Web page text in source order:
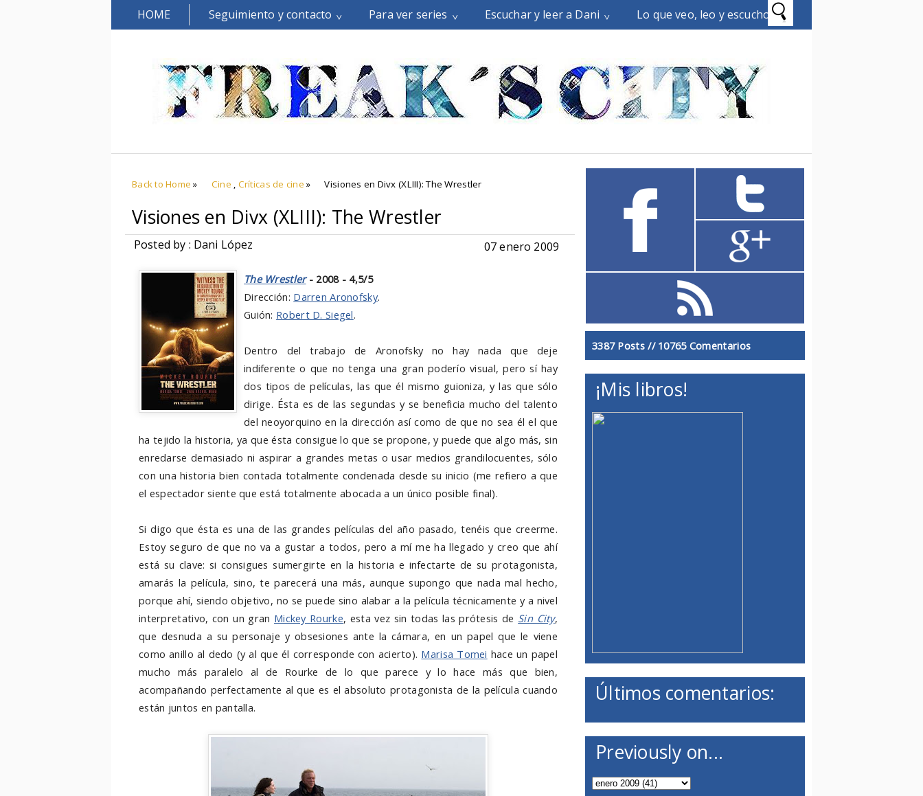
HOME Seguimiento y contacto Para ver series Escuchar y leer a Dani Lo que veo, leo y escucho
Back to Home » Cine , Críticas de cine » Visiones en Divx (XLIII): The Wrestler
Visiones en Divx (XLIII): The Wrestler
Posted by : Dani López 07 enero 2009
The Wrestler - 2008 - 4,5/5
Dirección: Darren Aronofsky.
Guión: Robert D. Siegel.
Dentro del trabajo de Aronofsky no hay nada que deje
indiferente o que no tenga una gran poderío visual, pero sí hay
dos tipos de películas, las que él mismo guioniza, y las que sólo
dirige. Ésta es de las segundas y se beneficia mucho del talento
del neoyorquino en la dirección así como de que no sea él el que
ha tejido la historia, ya que ésta consigue lo que se propone, y puede que algo más, sin
enredarse demasiado ni aspirar a grandes metas o usar medios grandilocuentes, sólo
con una historia bien contada totalmente condenada desde su inicio (me refiero a que
el espectador siente que está totalmente abocada a un único posible final).
Si digo que ésta es una de las grandes películas del año pasado, tenéis que creerme.
Estoy seguro de que no va a gustar a todos, pero a mí me ha llegado y creo que ahí
está su clave: si consigues sumergirte en la historia e infectarte de su protagonista,
amarás la película, sino, te parecerá una más, aunque supongo que nada mal hecho,
porque ahí, siendo objetivo, no se puede sino alabar a la película técnicamente y a nivel
interpretativo, con un gran Mickey Rourke, esta vez sin todas las prótesis de Sin City,
que desnuda a su personaje y obsesiones ante la cámara, en un papel que le viene
como anillo al dedo (y al que él corresponde con acierto). Marisa Tomei hace un papel
mucho más paralelo al de Rourke de lo que parece y lo hace más que bien,
acompañando perfectamente al que es el absoluto protagonista de la película cuando
están juntos en pantalla.
3387 Posts // 10765 Comentarios
¡Mis libros!
Últimos comentarios:
Previously on...